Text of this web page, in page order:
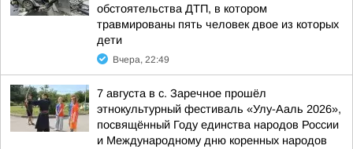
обстоятельства ДТП, в котором
травмированы пять человек двое из которых
дети
Вчера, 22:49
7 августа в с. Заречное прошёл
этнокультурный фестиваль «Улу-Ааль 2026»,
посвящённый Году единства народов России
и Международному дню коренных народов